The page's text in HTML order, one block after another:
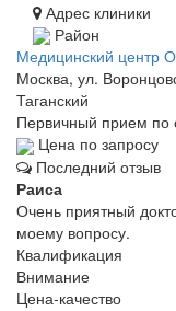
Адрес клиники
Район
Медицинский центр
Москва, ул.
Таганский
Первичный прием по
Цена по запросу
Последний отзыв
Раиса
Очень приятный
моему вопросу.
Квалификация
Внимание
Цена-качество